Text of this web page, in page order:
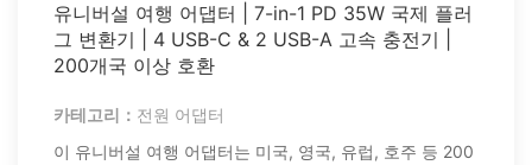
유니버설 여행 어댑터 | 7-in-1 PD 35W 국제 플러
그 변환기 | 4 USB-C & 2 USB-A 고속 충전기 |
200개국 이상 호환
카테고리： 전원 어댑터
이 유니버설 여행 어댑터는 미국, 영국, 유럽, 호주 등 200